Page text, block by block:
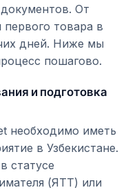
От
товара в
дней. Ниже мы
пошагово.
и подготовка
необходимо иметь
в Узбекистане.
статусе
(ЯТТ) или